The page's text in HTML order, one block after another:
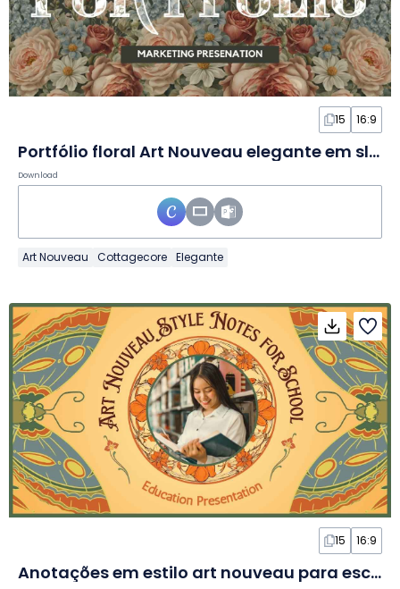
15 16:9
Portfólio floral Art Nouveau elegante em slides
Download
Art Nouveau Cottagecore Elegante
15 16:9
Anotações em estilo art nouveau para escola em slides